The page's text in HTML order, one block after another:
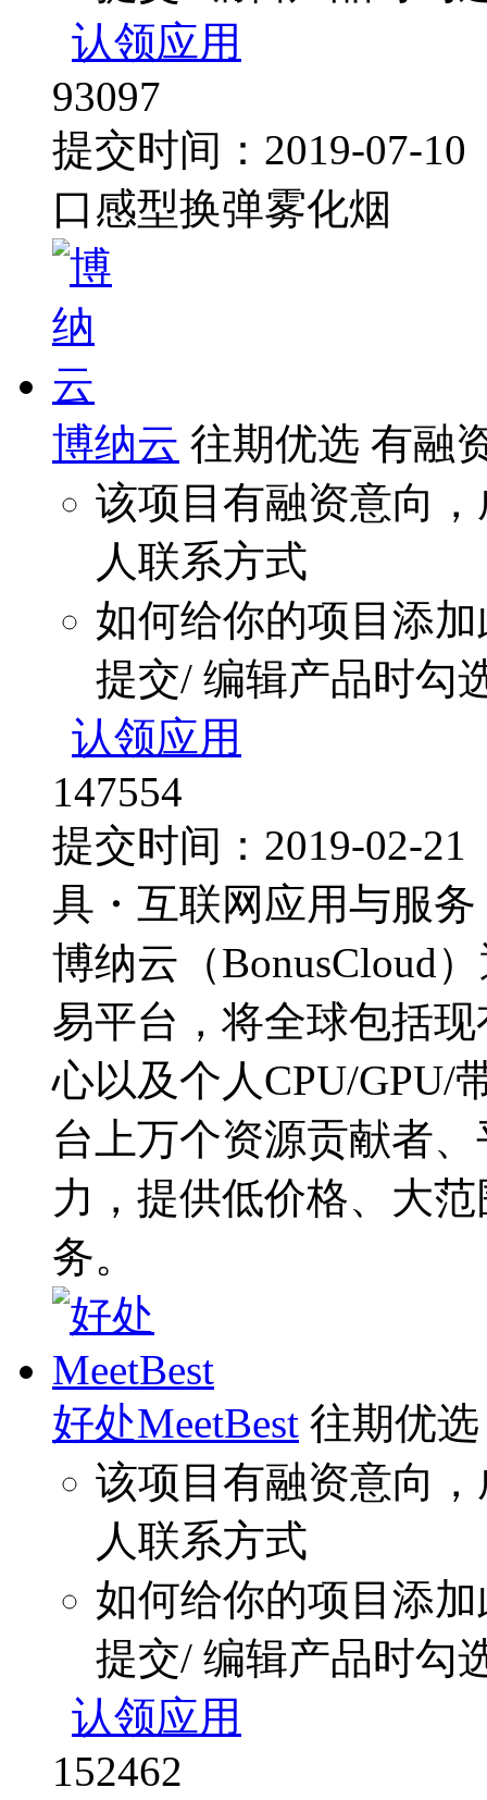
认领应用
93097
提交时间：2019-07-10
口感型换弹雾化烟
博纳云 往期优选 有融
该项目有融资意向
人联系方式
如何给你的项目添
提交/ 编辑产品时勾
认领应用
147554
提交时间：2019-02-
具・互联网应用与服
博纳云（BonusCloud
易平台，将全球包括
心以及个人CPU/GPU/
台上万个资源贡献者
力，提供低价格、大
务。
好处MeetBest 往期优选
该项目有融资意向
人联系方式
如何给你的项目添
提交/ 编辑产品时勾
认领应用
152462